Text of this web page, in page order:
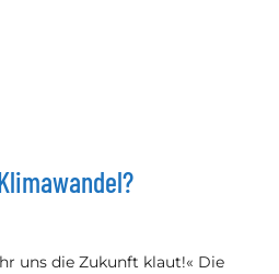
uns die Zukunft klaut!« Die